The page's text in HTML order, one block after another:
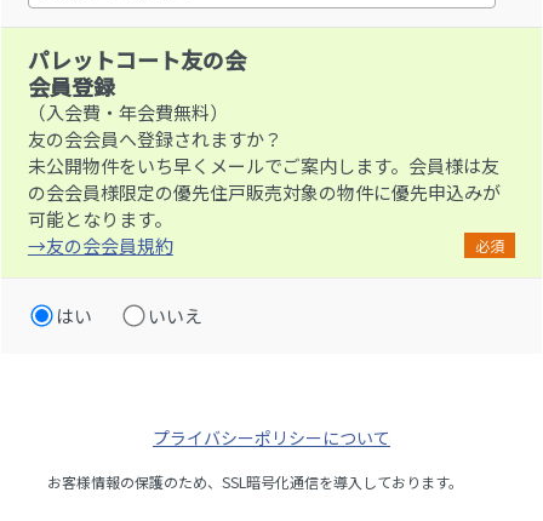
パレットコート友の会
会員登録
（入会費・年会費無料）
友の会会員へ登録されますか？
未公開物件をいち早くメールでご案内します。会員様は友
の会会員様限定の優先住戸販売対象の物件に優先申込みが
可能となります。
→友の会会員規約
必須
はい いいえ
プライバシーポリシーについて
お客様情報の保護のため、SSL暗号化通信を導入しております。